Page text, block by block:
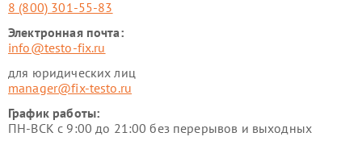
8 (800) 301-55-83
Электронная почта:
info@testo-fix.ru
для юридических лиц
manager@fix-testo.ru
График работы:
ПН-ВСК с 9:00 до 21:00 без перерывов и выходных